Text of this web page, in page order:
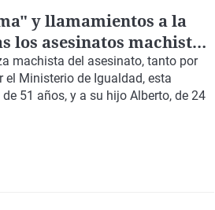
y llamamientos a la
los asesinatos machistas
machista del asesinato, tanto por
Ministerio de Igualdad, esta
de 51 años, y a su hijo Alberto, de 24